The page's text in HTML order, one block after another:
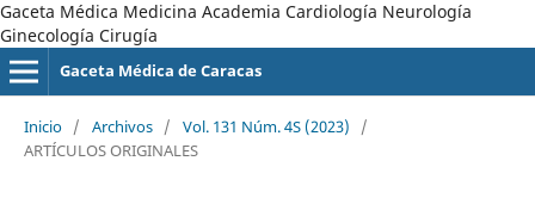
Gaceta Médica Medicina Academia Cardiología Neurología
Ginecología Cirugía
Gaceta Médica de Caracas
Inicio / Archivos / Vol. 131 Núm. 4S (2023)
/
ARTÍCULOS ORIGINALES